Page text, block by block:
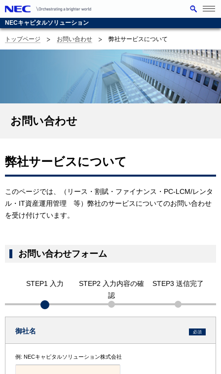
NECキャピタルソリューション
メニ
ュー
く
G
b
N
a
v
o
n
サ
内
の
在
位
置
トップページ お問い合わせ 弊社サービスについて
お問い合わせ
弊社サービスについて
このページでは、（リース・割賦・ファイナンス・PC-LCM/レンタ
ル・IT資産運用管理 等）弊社のサービスについてのお問い合わせ
を受け付けています。
お問い合わせフォーム
STEP1 入力
STEP2 入力内容の確
認
STEP3 送信完了
御社名 必須
例: NECキャピタルソリューション株式会社